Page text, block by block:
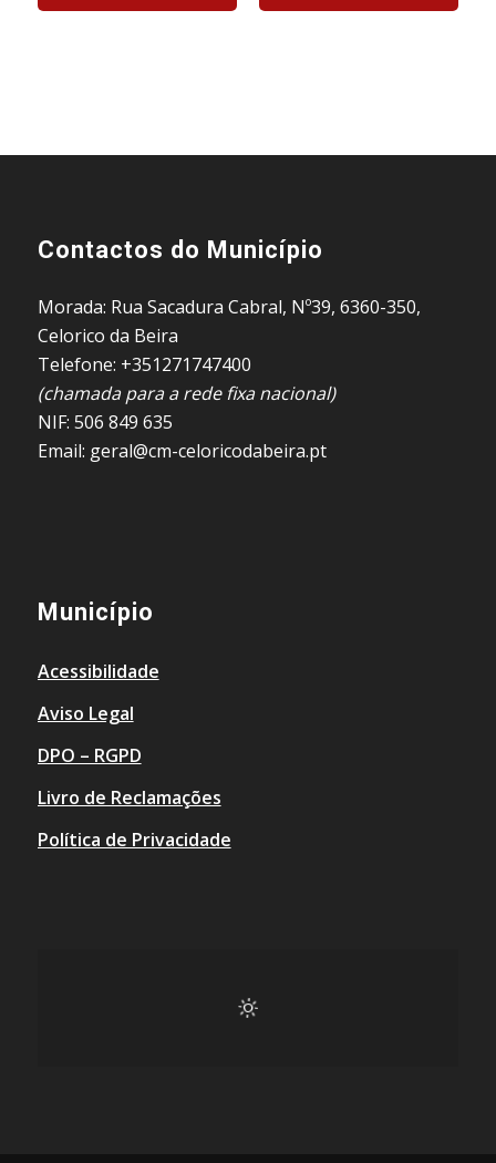
Contactos do Município
Morada: Rua Sacadura Cabral, Nº39, 6360-350,
Celorico da Beira
Telefone: +351271747400
(chamada para a rede fixa nacional)
NIF: 506 849 635
Email: geral@cm-celoricodabeira.pt
Município
Acessibilidade
Aviso Legal
DPO – RGPD
Livro de Reclamações
Política de Privacidade